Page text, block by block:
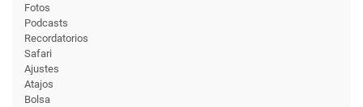
Fotos
Podcasts
Recordatorios
Safari
Ajustes
Atajos
Bolsa